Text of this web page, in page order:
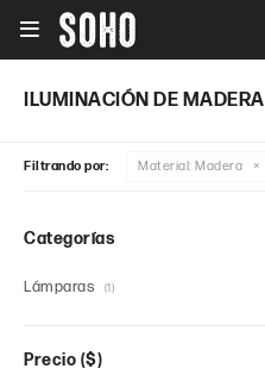

ILUMINACIÓN DE MADERA
Filtrando por: Material: Madera
Categorías
Lámparas (1)
Precio ($)